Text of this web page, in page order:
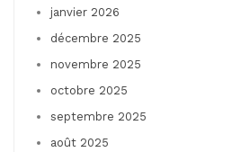
janvier 2026
décembre 2025
novembre 2025
octobre 2025
septembre 2025
août 2025